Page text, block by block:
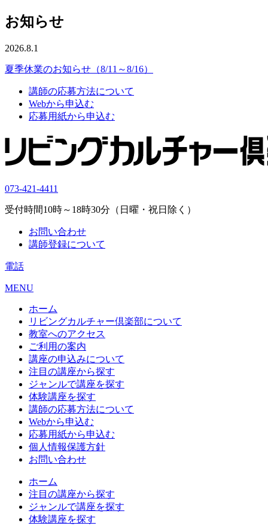
お知らせ
2026.8.1
夏季休業のお知らせ（8/11～8/16）
講師の応募方法について
Webから申込む
応募用紙から申込む
073-421-4411
受付時間10時～18時30分（日曜・祝日除く）
お問い合わせ
講師登録について
電話
MENU
ホーム
リビングカルチャー倶楽部について
教室へのアクセス
ご利用の案内
講座の申込みについて
注目の講座から探す
ジャンルで講座を探す
体験講座を探す
講師の応募方法について
Webから申込む
応募用紙から申込む
個人情報保護方針
お問い合わせ
ホーム
注目の講座から探す
ジャンルで講座を探す
体験講座を探す